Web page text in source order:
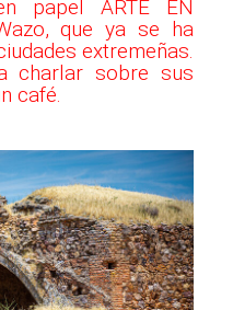
papel ARTE EN
que ya se ha
extremeñas.
charlar sobre sus
café.